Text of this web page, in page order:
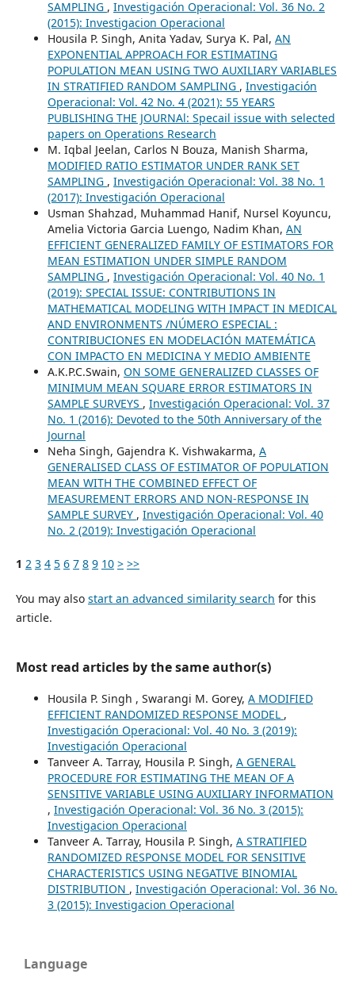
SAMPLING , Investigación Operacional: Vol. 36 No. 2
(2015): Investigacion Operacional
Housila P. Singh, Anita Yadav, Surya K. Pal, AN
EXPONENTIAL APPROACH FOR ESTIMATING
POPULATION MEAN USING TWO AUXILIARY VARIABLES
IN STRATIFIED RANDOM SAMPLING , Investigación
Operacional: Vol. 42 No. 4 (2021): 55 YEARS
PUBLISHING THE JOURNAl: Specail issue with selected
papers on Operations Research
M. Iqbal Jeelan, Carlos N Bouza, Manish Sharma,
MODIFIED RATIO ESTIMATOR UNDER RANK SET
SAMPLING , Investigación Operacional: Vol. 38 No. 1
(2017): Investigación Operacional
Usman Shahzad, Muhammad Hanif, Nursel Koyuncu,
Amelia Victoria Garcia Luengo, Nadim Khan, AN
EFFICIENT GENERALIZED FAMILY OF ESTIMATORS FOR
MEAN ESTIMATION UNDER SIMPLE RANDOM
SAMPLING , Investigación Operacional: Vol. 40 No. 1
(2019): SPECIAL ISSUE: CONTRIBUTIONS IN
MATHEMATICAL MODELING WITH IMPACT IN MEDICAL
AND ENVIRONMENTS /NÚMERO ESPECIAL :
CONTRIBUCIONES EN MODELACIÓN MATEMÁTICA
CON IMPACTO EN MEDICINA Y MEDIO AMBIENTE
A.K.P.C.Swain, ON SOME GENERALIZED CLASSES OF
MINIMUM MEAN SQUARE ERROR ESTIMATORS IN
SAMPLE SURVEYS , Investigación Operacional: Vol. 37
No. 1 (2016): Devoted to the 50th Anniversary of the
Journal
Neha Singh, Gajendra K. Vishwakarma, A
GENERALISED CLASS OF ESTIMATOR OF POPULATION
MEAN WITH THE COMBINED EFFECT OF
MEASUREMENT ERRORS AND NON-RESPONSE IN
SAMPLE SURVEY , Investigación Operacional: Vol. 40
No. 2 (2019): Investigación Operacional
1 2 3 4 5 6 7 8 9 10 > >>
You may also start an advanced similarity search for this
article.
Most read articles by the same author(s)
Housila P. Singh , Swarangi M. Gorey, A MODIFIED
EFFICIENT RANDOMIZED RESPONSE MODEL ,
Investigación Operacional: Vol. 40 No. 3 (2019):
Investigación Operacional
Tanveer A. Tarray, Housila P. Singh, A GENERAL
PROCEDURE FOR ESTIMATING THE MEAN OF A
SENSITIVE VARIABLE USING AUXILIARY INFORMATION
, Investigación Operacional: Vol. 36 No. 3 (2015):
Investigacion Operacional
Tanveer A. Tarray, Housila P. Singh, A STRATIFIED
RANDOMIZED RESPONSE MODEL FOR SENSITIVE
CHARACTERISTICS USING NEGATIVE BINOMIAL
DISTRIBUTION , Investigación Operacional: Vol. 36 No.
3 (2015): Investigacion Operacional
Language